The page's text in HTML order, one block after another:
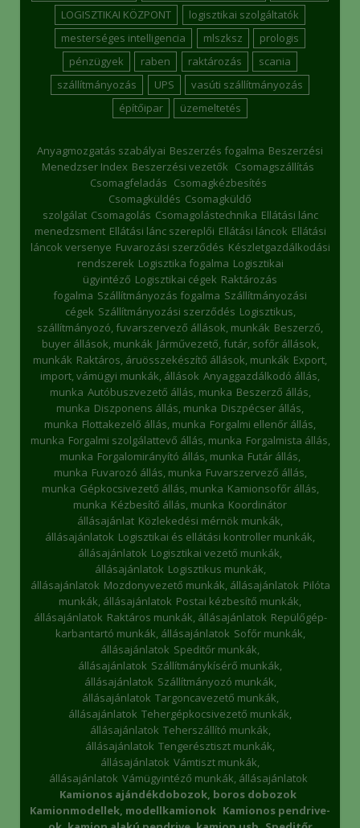
LOGISZTIKAI KÖZPONT
logisztikai szolgáltatók
mesterséges intelligencia
mlszksz
prologis
pénzügyek
raben raktározás
scania
szállítmányozás
UPS
vasúti szállítmányozás
építőipar
üzemeltetés
Anyagmozgatás szabályai Beszerzés fogalma Beszerzési
Menedzser Index Beszerzési vezetők Csomagszállítás
Csomagfeladás Csomagkézbesítés
Csomagküldés Csomagküldő
szolgálat Csomagolás Csomagolástechnika Ellátási lánc
menedzsment Ellátási lánc szereplői Ellátási láncok Ellátási
láncok versenye Fuvarozási szerződés Készletgazdálkodási
rendszerek Logisztika fogalma Logisztikai
ügyintéző Logisztikai cégek Raktározás
fogalma Szállítmányozás fogalma Szállítmányozási
cégek Szállítmányozási szerződés Logisztikus,
szállítmányozó, fuvarszervező állások, munkák Beszerző,
buyer állások, munkák Járművezető, futár, sofőr állások,
munkák Raktáros, áruösszekészítő állások, munkák Export,
import, vámügyi munkák, állások Anyaggazdálkodó állás,
munka Autóbuszvezető állás, munka Beszerző állás,
munka Diszponens állás, munka Diszpécser állás,
munka Flottakezelő állás, munka Forgalmi ellenőr állás,
munka Forgalmi szolgálattevő állás, munka Forgalmista állás,
munka Forgalomirányító állás, munka Futár állás,
munka Fuvarozó állás, munka Fuvarszervező állás,
munka Gépkocsivezető állás, munka Kamionsofőr állás,
munka Kézbesítő állás, munka Koordinátor
állásajánlat Közlekedési mérnök munkák,
állásajánlatok Logisztikai és ellátási kontroller munkák,
állásajánlatok Logisztikai vezető munkák,
állásajánlatok Logisztikus munkák,
állásajánlatok Mozdonyvezető munkák, állásajánlatok Pilóta
munkák, állásajánlatok Postai kézbesítő munkák,
állásajánlatok Raktáros munkák, állásajánlatok Repülőgép-
karbantartó munkák, állásajánlatok Sofőr munkák,
állásajánlatok Speditőr munkák,
állásajánlatok Szállítmánykísérő munkák,
állásajánlatok Szállítmányozó munkák,
állásajánlatok Targoncavezető munkák,
állásajánlatok Tehergépkocsivezető munkák,
állásajánlatok Teherszállító munkák,
állásajánlatok Tengerésztiszt munkák,
állásajánlatok Vámtiszt munkák,
állásajánlatok Vámügyintéző munkák, állásajánlatok
Kamionos ajándékdobozok, boros dobozok
Kamionmodellek, modellkamionok Kamionos pendrive-